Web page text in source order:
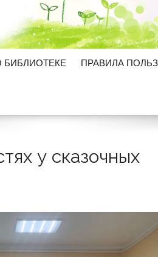
ПРАВИЛА
у сказочных